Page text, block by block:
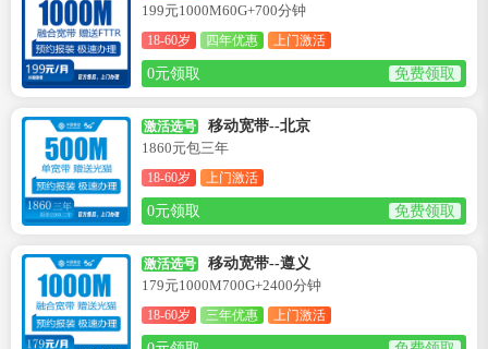
199元1000M60G+700分钟
18-60岁 四年优惠 上门激活
0元领取 免费领取
激活选号
移动宽带--北京
1860元包三年
18-60岁 上门激活
0元领取 免费领取
激活选号
移动宽带--遵义
179元1000M700G+2400分钟
18-60岁 三年优惠 上门激活